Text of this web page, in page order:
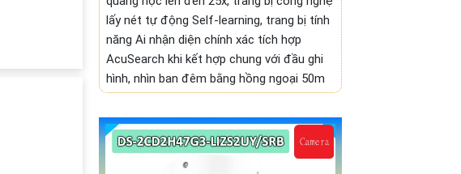
lấy nét tự động Self-learning, trang bị tính
năng Ai nhận diện chính xác tích hợp
AcuSearch khi kết hợp chung với đầu ghi
hình, nhìn ban đêm bằng hồng ngoại 50m